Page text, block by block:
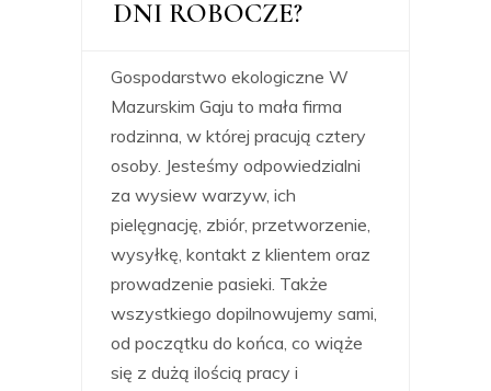
DNI ROBOCZE?
Gospodarstwo ekologiczne W
Mazurskim Gaju to mała firma
rodzinna, w której pracują cztery
osoby. Jesteśmy odpowiedzialni
za wysiew warzyw, ich
pielęgnację, zbiór, przetworzenie,
wysyłkę, kontakt z klientem oraz
prowadzenie pasieki. Także
wszystkiego dopilnowujemy sami,
od początku do końca, co wiąże
się z dużą ilością pracy i